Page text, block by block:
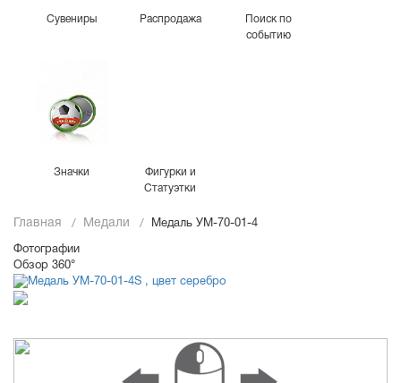
Сувениры Распродажа
Поиск по
событию
Значки
Фигурки и
Статуэтки
Главная Медали Медаль УМ-70-01-4
Фотографии
Обзор 360°